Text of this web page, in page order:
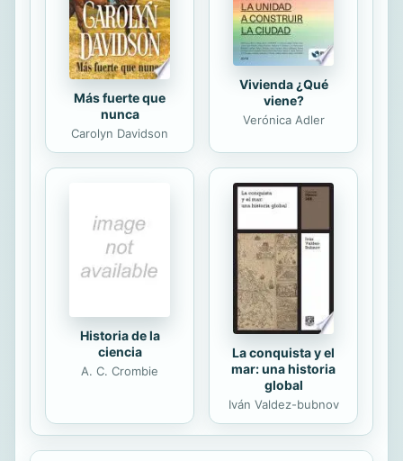
Más fuerte que
nunca
Carolyn Davidson
Vivienda ¿Qué
viene?
Verónica Adler
Historia de la
ciencia
A. C. Crombie
La conquista y el
mar: una historia
global
Iván Valdez-bubnov